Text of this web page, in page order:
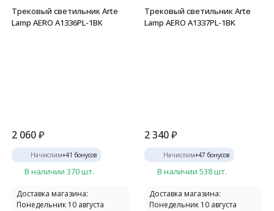
Трековый светильник Arte
Lamp AERO A1336PL-1BK
2 060₽
Начислим+41 бонусов
В наличии 370 шт.
Доставка магазина:
Понедельник 10 августа
Трековый светильник Arte
Lamp AERO A1337PL-1BK
2 340 ₽
Начислим+47 бонусов
В наличии 538 шт.
Доставка магазина:
Понедельник 10 августа